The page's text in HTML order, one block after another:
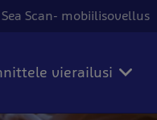
Sea Scan- mobiilisovellus
vierailusi